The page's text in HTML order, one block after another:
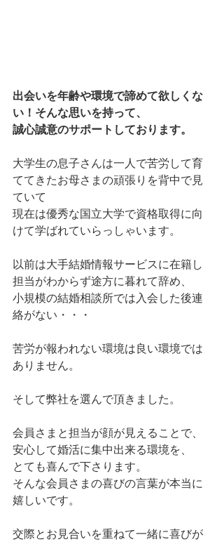
出会いを年齢や環境で諦めて欲しくな
い！そんな思いを持って、
誠心誠意のサポートしております。
大学生の息子さんは一人で苦労して育
ててきたお母さまの頑張りを背中で見
ていて
現在は優秀な国立大学で資格取得に向
けて学ばれていらっしゃいます。
以前は大手結婚情報サービスに在籍し
担当がわからず途方に暮れて辞め、
小規模の結婚相談所では入会した後連
絡がない・・・
苦労が報われない環境は良い環境では
ありません。
そして弊社を選んで頂きました。
会員さまと担当が顔が見えることで、
安心して婚活に集中出来る環境を、
とても喜んで下さります。
そんな会員さまの喜びの言葉が本当に
嬉しいです。
交際とお見合いを重ねて一緒に喜びが